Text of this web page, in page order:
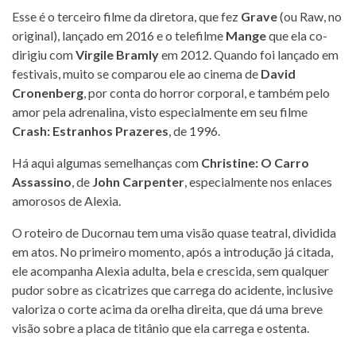
Esse é o terceiro filme da diretora, que fez Grave(ou Raw, no
original), lançado em 2016 e o telefilme Mangeque ela co-
dirigiu comVirgile Bramlyem 2012. Quando foi lançado em
festivais, muito se comparou ele ao cinema de David
Cronenberg , por conta do horror corporal, e também pelo
amor pela adrenalina, visto especialmente em seu filme
Crash: Estranhos Prazeres , de 1996.
Há aqui algumas semelhanças com Christine: O Carro
Assassino , de John Carpenter , especialmente nos enlaces
amorosos de Alexia.
O roteiro de Ducornau tem uma visão quase teatral, dividida
em atos. No primeiro momento, após a introdução já citada,
ele acompanha Alexia adulta, bela e crescida, sem qualquer
pudor sobre as cicatrizes que carrega do acidente, inclusive
valoriza o corte acima da orelha direita, que dá uma breve
visão sobre a placa de titânio que ela carrega e ostenta.